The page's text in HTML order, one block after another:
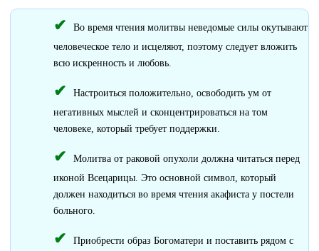
Во время чтения молитвы неведомые силы окутывают
человеческое тело и исцеляют, поэтому следует вложить
всю искренность и любовь.
Настроиться положительно, освободить ум от
негативных мыслей и сконцентрироваться на том
человеке, который требует поддержки.
Молитва от раковой опухоли должна читаться перед
иконой Всецарицы. Это основной символ, который
должен находиться во время чтения акафиста у постели
больного.
Приобрести образ Богоматери и поставить рядом с